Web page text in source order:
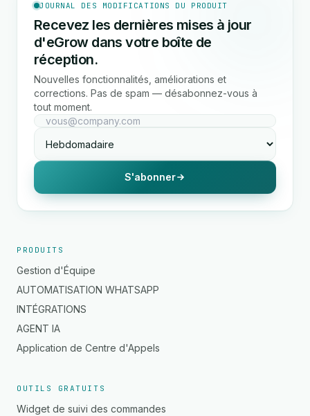
JOURNAL DES MODIFICATIONS DU PRODUIT
Recevez les dernières mises à jour
d'eGrow dans votre boîte de
réception.
Nouvelles fonctionnalités, améliorations et
corrections. Pas de spam — désabonnez-vous à
tout moment.
S'abonner
PRODUITS
Gestion d'Équipe
AUTOMATISATION WHATSAPP
INTÉGRATIONS
AGENT IA
Application de Centre d'Appels
OUTILS GRATUITS
Widget de suivi des commandes